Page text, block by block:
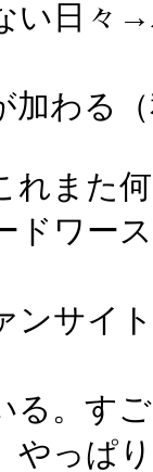
い日々
加わる
れまた
ドワー
ンサイ
る。す
やっぱ